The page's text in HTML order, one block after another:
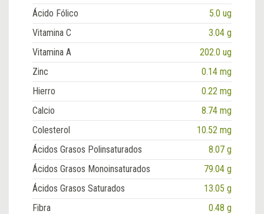
Ácido Fólico
5.0 ug
Vitamina C
3.04 g
Vitamina A
202.0 ug
Zinc
0.14 mg
Hierro
0.22 mg
Calcio
8.74 mg
Colesterol
10.52 mg
Ácidos Grasos Polinsaturados
8.07 g
Ácidos Grasos Monoinsaturados
79.04 g
Ácidos Grasos Saturados
13.05 g
Fibra
0.48 g